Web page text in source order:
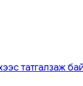
татгалзаж